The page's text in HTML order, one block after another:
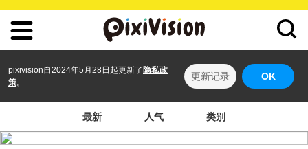
pixivision自2024年5月28日起更新了 隐私政
策。
更新记录 OK
最新 人气 类别